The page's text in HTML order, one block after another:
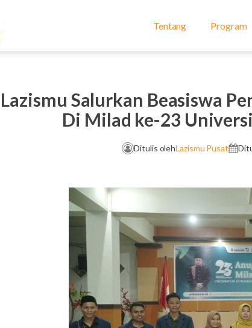
Tentang Program
Lazismu Salurkan Beasiswa
Di Milad ke-23
Ditulis olehLazismu Pusat